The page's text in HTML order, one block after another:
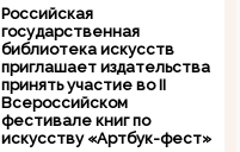
Российская
государственная
библиотека искусств
приглашает издательства
принять участие во II
Всероссийском
фестивале книг по
искусству «Артбук-фест»